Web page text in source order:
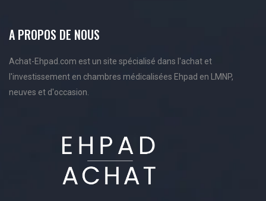
A PROPOS DE NOUS
Achat-Ehpad.com est un site spécialisé dans l'achat et
l'investissement en chambres médicalisées Ehpad en LMNP,
neuves et d'occasion.